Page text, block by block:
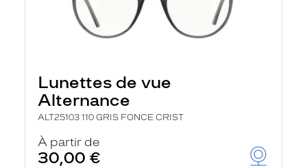
Lunettes de vue
Alternance
ALT25103 110 GRIS FONCE CRIST
À partir de
30,00 €